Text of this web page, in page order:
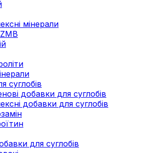
мінерали
суглобів
добавки для суглобів
добавки для суглобів
для суглобів